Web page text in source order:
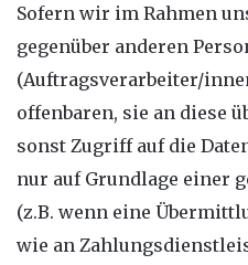
Sofern wir im Rahmen
gegenüber anderen
(Auftragsverarbeiter/
offenbaren, sie an diese
sonst Zugriff auf die
nur auf Grundlage einer
(z.B. wenn eine
wie an